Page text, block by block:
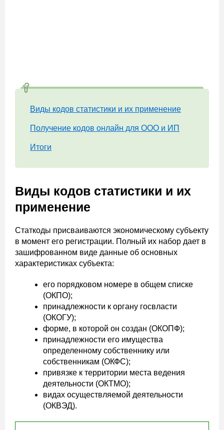
Виды кодов статистики и их применение
Получение кодов онлайн для ООО и ИП
Итоги
Виды кодов статистики и их
применение
Статкоды присваиваются экономическому субъекту
в момент его регистрации. Полный их набор дает в
зашифрованном виде данные об основных
характеристиках субъекта:
его порядковом номере в общем списке
(ОКПО);
принадлежности к органу госвласти
(ОКОГУ);
форме, в которой он создан (ОКОПФ);
принадлежности его имущества
определенному собственнику или
собственникам (ОКФС);
привязке к территории места ведения
деятельности (ОКТМО);
видах осуществляемой деятельности
(ОКВЭД).